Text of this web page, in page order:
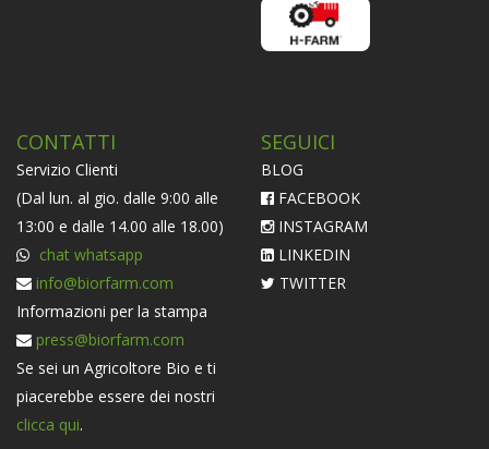
CONTATTI
Servizio Clienti
(Dal lun. al gio. dalle 9:00 alle
13:00 e dalle 14.00 alle 18.00)
chat whatsapp
info@biorfarm.com
Informazioni per la stampa
press@biorfarm.com
Se sei un Agricoltore Bio e ti
piacerebbe essere dei nostri
clicca qui.
SEGUICI
BLOG
FACEBOOK
INSTAGRAM
LINKEDIN
TWITTER